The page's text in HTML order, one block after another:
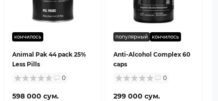
кончилось
Animal Pak 44 pack 25%
Less Pills
0
598 000 сум.
популярный кончилось
Anti-Alcohol Complex 60
caps
0
299 000 сум.